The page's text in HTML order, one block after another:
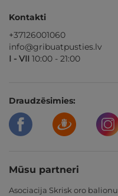
Kontakti
+37126001060
info@gribuatpusties.lv
I - VII 10:00 - 21:00
Draudzēsimies:
Mūsu partneri
Asociacija Skrisk oro balionu